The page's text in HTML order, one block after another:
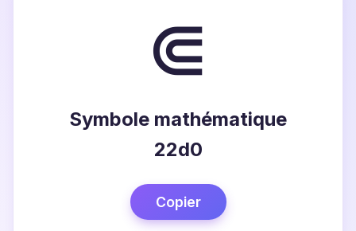
⋐
Symbole mathématique
22d0
Copier